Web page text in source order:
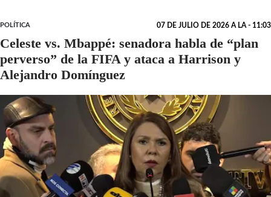
POLÍTICA 07 DE JULIO DE 2026 A LA - 11:03
Celeste vs. Mbappé: senadora habla de “plan
perverso” de la FIFA y ataca a Harrison y
Alejandro Domínguez